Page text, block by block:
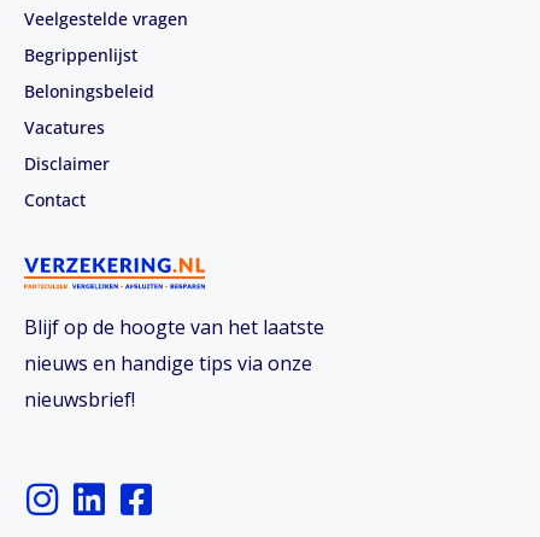
Blijf op de hoogte van het laatste
nieuws en handige tips via onze
nieuwsbrief!
I
n
L
i
F
a
Veelgestelde vragen
Begrippenlijst
Beloningsbeleid
Vacatures
Disclaimer
Contact